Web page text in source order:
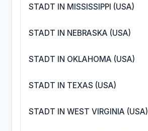
STADT IN MISSISSIPPI (USA)
STADT IN NEBRASKA (USA)
STADT IN OKLAHOMA (USA)
STADT IN TEXAS (USA)
STADT IN WEST VIRGINIA (USA)